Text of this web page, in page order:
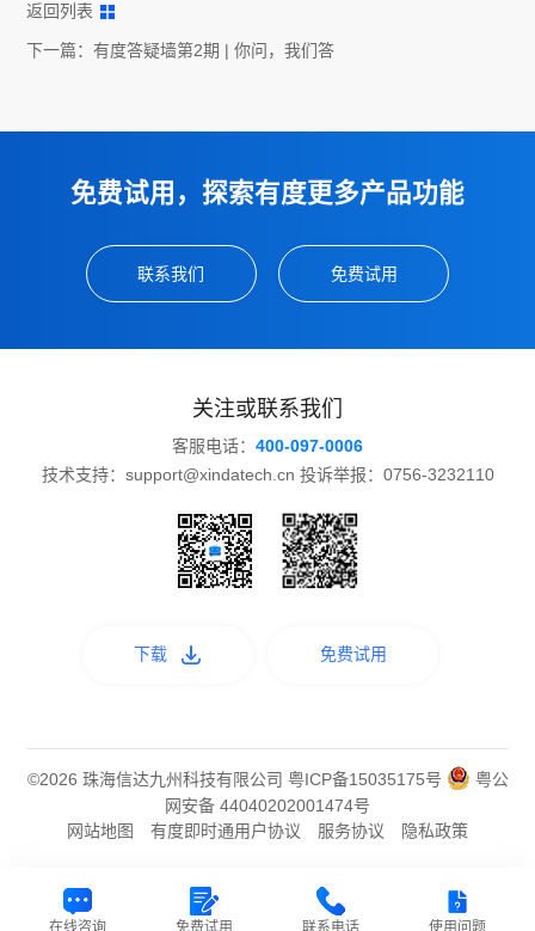
返回列表
下一篇：有度答疑墙第2期 | 你问，我们答
免费试用，探索有度更多产品功能
联系我们 免费试用
在线咨询 免费试用 联系电话 使用问题
关注或联系我们
客服电话： 400-097-0006
技术支持：support@xindatech.cn 投诉举报：0756-3232110
下载 免费试用
©2026 珠海信达九州科技有限公司 粤ICP备15035175号
粤公
网安备 44040202001474号
网站地图
有度即时通用户协议 服务协议 隐私政策